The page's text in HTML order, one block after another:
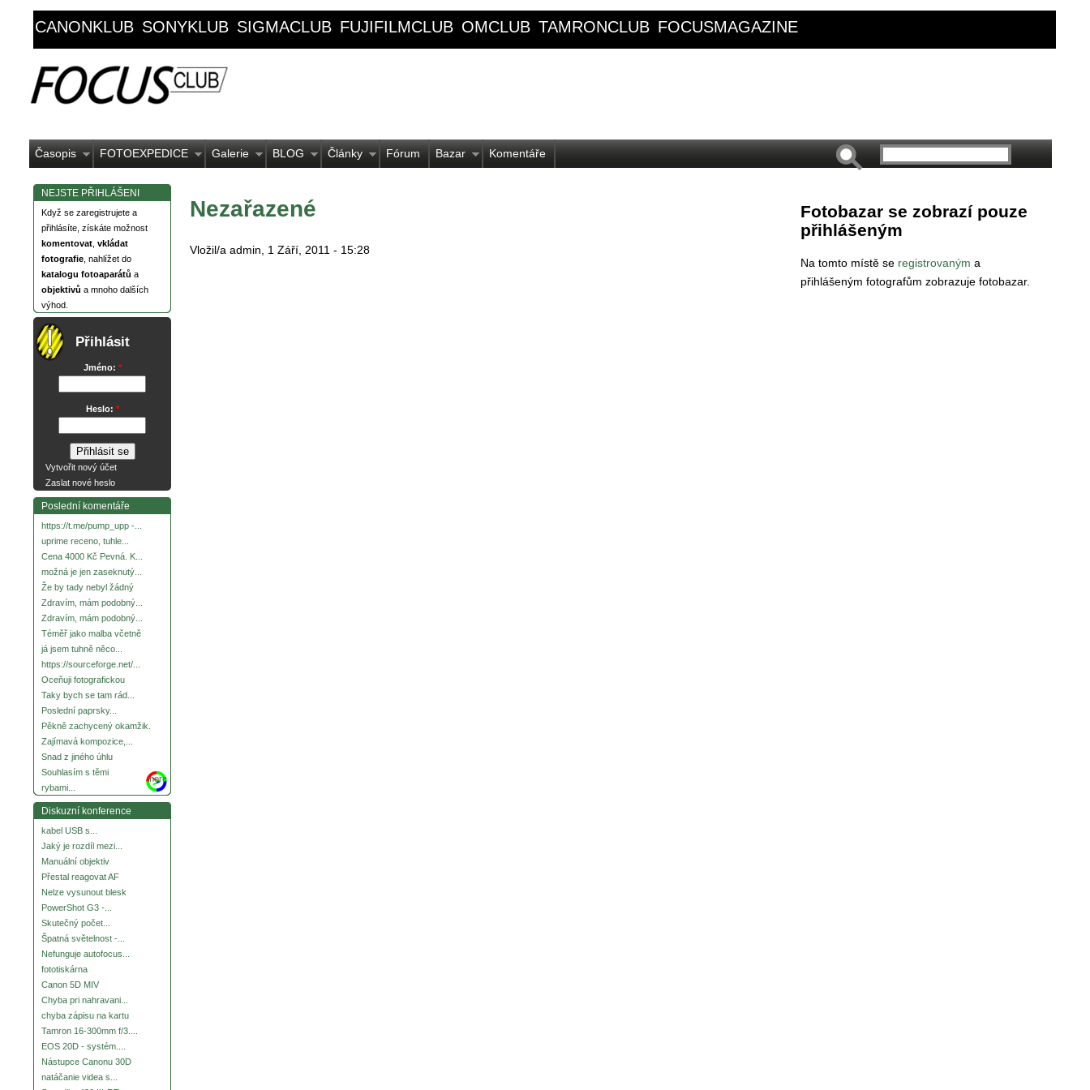
CANONKLUB SONYKLUB SIGMACLUB FUJIFILMCLUB OMCLUB TAMRONCLUB FOCUSMAGAZINE
Časopis FOTOEXPEDICE Galerie BLOG Články Fórum Bazar Komentáře
NEJSTE PŘIHLÁŠENI
Když se zaregistrujete a
přihlásíte, získáte možnost
komentovat vkládat
fotografie , nahlížet do
katalogu fotoaparátů a
objektivů a mnoho dalších
výhod.
Přihlásit
Jméno: *
Heslo: *
Vytvořit nový účet
Zaslat nové heslo
Poslední komentáře
https://t.me/pump_upp -...
uprime receno, tuhle...
Cena 4000 Kč Pevná. K...
možná je jen zaseknutý...
Že by tady nebyl žádný
Zdravím, mám podobný...
Zdravím, mám podobný...
Téměř jako malba včetně
já jsem tuhně něco...
https://sourceforge.net/...
Oceňuji fotografickou
Taky bych se tam rád...
Poslední paprsky...
Pěkně zachycený okamžik.
Zajímavá kompozice,...
Snad z jiného úhlu
Souhlasím s těmi
rybami...
more
Diskuzní konference
kabel USB s...
Jaký je rozdíl mezi...
Manuální objektiv
Přestal reagovat AF
Nelze vysunout blesk
PowerShot G3 -...
Skutečný počet...
Špatná světelnost -...
Nefunguje autofocus...
fototiskárna
Canon 5D MIV
Chyba pri nahravani...
chyba zápisu na kartu
Tamron 16-300mm f/3....
EOS 20D - systém....
Nástupce Canonu 30D
natáčanie videa s...
Nezařazené
Vložil/a admin, 1 Září, 2011 - 15:28
Fotobazar se zobrazí pouze
přihlášeným
Na tomto místě se registrovaným a
přihlášeným fotografům zobrazuje fotobazar.